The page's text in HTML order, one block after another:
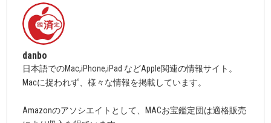
danbo
日本語でのMac,iPhone,iPad などApple関連の情報サイト。
Macに捉われず、様々な情報を掲載しています。
Amazonのアソシエイトとして、MACお宝鑑定団は適格販売